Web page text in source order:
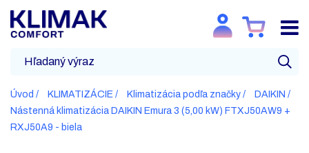
Úvod KLIMATIZÁCIE Klimatizácia podľa značky
DAIKIN
Nástenná klimatizácia DAIKIN Emura 3 (5,00 kW) FTXJ50AW9 +
RXJ50A9 - biela